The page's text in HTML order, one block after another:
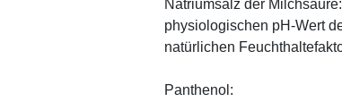
Natriumsalz der
physiologischen pH-Wert
natürlichen
Panthenol: